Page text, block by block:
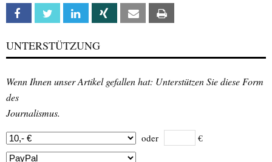
Facebook Twitter Linkedin Xing Email
UNTERSTÜTZUNG
Wenn Ihnen unser Artikel gefallen hat: Unterstützen Sie diese Form
des
Journalismus.
oder €